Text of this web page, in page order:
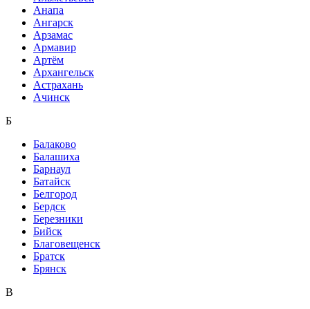
Анапа
Ангарск
Арзамас
Армавир
Артём
Архангельск
Астрахань
Ачинск
Б
Балаково
Балашиха
Барнаул
Батайск
Белгород
Бердск
Березники
Бийск
Благовещенск
Братск
Брянск
В